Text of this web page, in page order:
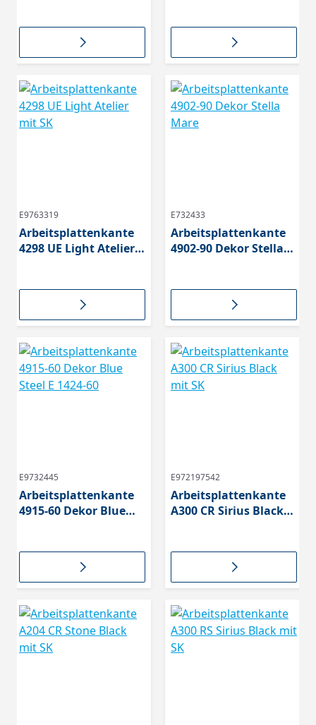
E9763319
Arbeitsplattenkante
4298 UE Light Atelier
E732433
Arbeitsplattenkante
4902-90 Dekor Stella
E9732445
Arbeitsplattenkante
4915-60 Dekor Blue
E972197542
Arbeitsplattenkante
A300 CR Sirius Black